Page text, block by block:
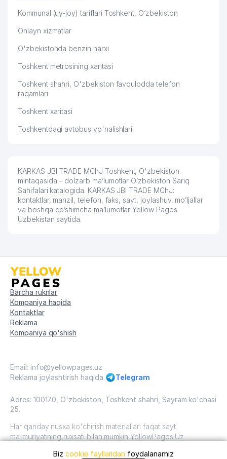
Kommunal (uy-joy) tariflari Toshkent, O‘zbekiston
Onlayn xizmatlar
O'zbekistonda benzin narxi
Toshkent metrosining xaritasi
Toshkent shahri, O'zbekiston favqulodda telefon
raqamlari
Toshkent xaritasi
Toshkentdagi avtobus yo'nalishlari
KARKAS JBI TRADE MChJ Toshkent, O'zbekiston
mintaqasida – dolzarb ma’lumotlar O’zbekiston Sariq
Sahifalari katalogida. KARKAS JBI TRADE MChJ:
kontaktlar, manzil, telefon, faks, sayt, joylashuv, mo’ljallar
va boshqa qo’shimcha ma’lumotlar Yellow Pages
Uzbekistan saytida.
Barcha ruknlar
Kompaniya haqida
Kontaktlar
Reklama
Kompaniya qo'shish
Email: info@yellowpages.uz
Reklama joylashtirish haqida
Telegram
Adres: 100170, O'zbekiston, Toshkent shahri, Sayram ko'chasi
25.
Har qanday nusxa ko'chirish materiallari faqat sayt
ma'muriyatining ruxsati bilan mumkin YellowPages.Uz
O'zbekiston, 2009 - 2026 / O'zbekiston "sariq
Bizcookie fayllaridan foydalanamiz